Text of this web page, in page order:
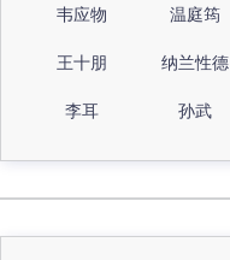
韦应物 温庭筠
王十朋 纳兰性德
李耳 孙武